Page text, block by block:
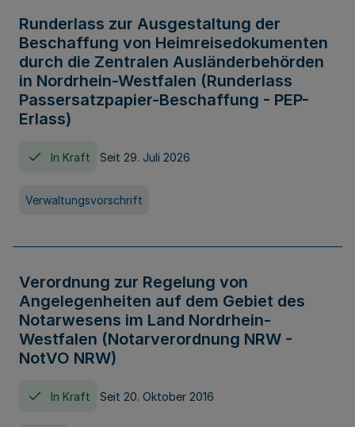
Runderlass zur Ausgestaltung der
Beschaffung von Heimreisedokumenten
durch die Zentralen Ausländerbehörden
in Nordrhein-Westfalen (Runderlass
Passersatzpapier-Beschaffung - PEP-
Erlass)
In Kraft Seit 29. Juli 2026
Verwaltungsvorschrift
Verordnung zur Regelung von
Angelegenheiten auf dem Gebiet des
Notarwesens im Land Nordrhein-
Westfalen (Notarverordnung NRW -
NotVO NRW)
In Kraft Seit 20. Oktober 2016